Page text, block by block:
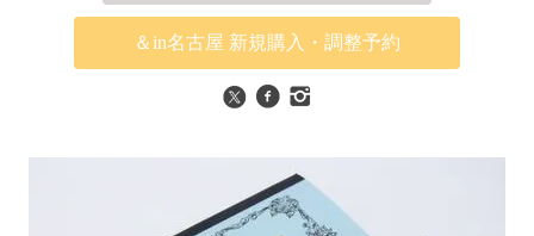
＆in名古屋 新規購入・調整予約